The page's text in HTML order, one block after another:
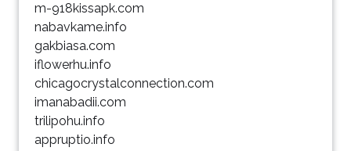
m-918kissapk.com
nabavkame.info
gakbiasa.com
iflowerhu.info
chicagocrystalconnection.com
imanabadii.com
trilipohu.info
appruptio.info